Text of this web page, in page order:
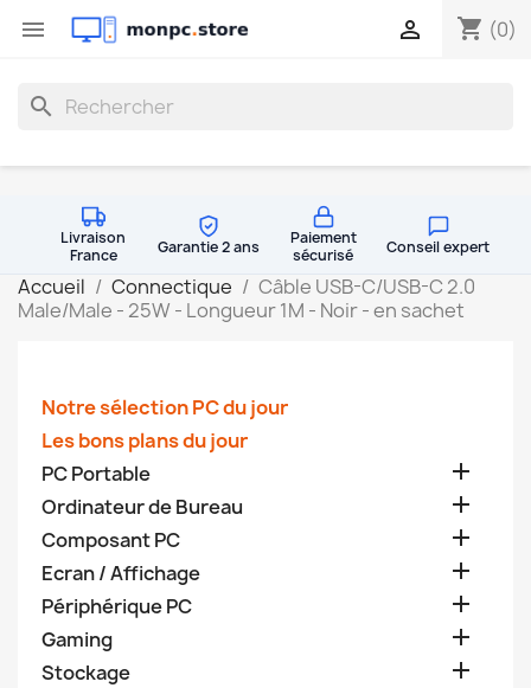
 shopping_cart (0)

search
Livraison
France
Garantie 2 ans
Paiement
sécurisé
Conseil expert
Accueil Connectique
Câble USB-C/USB-C 2.0
Male/Male - 25W - Longueur 1M - Noir - en sachet
Notre sélection PC du jour
Les bons plans du jour
PC Portable

Ordinateur de Bureau 
Composant PC 
Ecran / Affichage 
Périphérique PC 
Gaming 
Stockage 